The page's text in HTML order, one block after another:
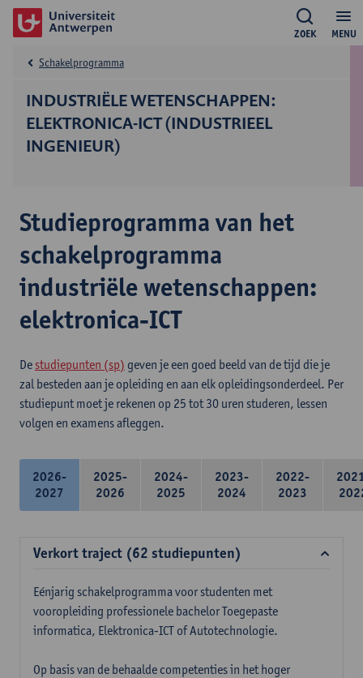
MENU
ZOEK
INDUSTRIËLE WETENSCHAPPEN:
ELEKTRONICA-ICT (INDUSTRIEEL
INGENIEUR)
Schakelprogramma
Studieprogramma van het
schakelprogramma
industriële wetenschappen:
elektronica-ICT
De studiepunten (sp) geven je een goed beeld van de tijd die je
zal besteden aan je opleiding en aan elk opleidingsonderdeel. Per
studiepunt moet je rekenen op 25 tot 30 uren studeren, lessen
volgen en examens afleggen.
2026-
2027
2025-
2026
2024-
2025
2023-
2024
2022-
2023
Verkort traject (62 studiepunten)
Eénjarig schakelprogramma voor studenten met
vooropleiding professionele bachelor Toegepaste
informatica, Elektronica-ICT of Autotechnologie.
Op basis van de behaalde competenties in het hoger